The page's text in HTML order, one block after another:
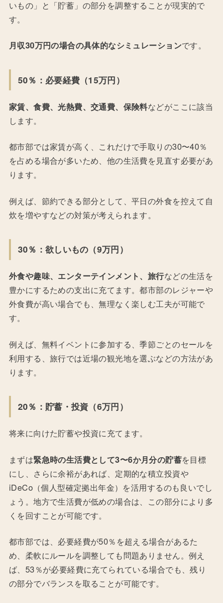
いもの」と「貯蓄」の部分を調整することが現実的で
す。
月収30万円の場合の具体的なシミュレーションです。
50％：必要経費（15万円）
家賃、食費、光熱費、交通費、保険料などがここに該当
します。
都市部では家賃が高く、これだけで手取りの30〜40％
を占める場合が多いため、他の生活費を見直す必要があ
ります。
例えば、節約できる部分として、平日の外食を控えて自
炊を増やすなどの対策が考えられます。
30％：欲しいもの（9万円）
外食や趣味、エンターテインメント、旅行などの生活を
豊かにするための支出に充てます。都市部のレジャーや
外食費が高い場合でも、無理なく楽しむ工夫が可能で
す。
例えば、無料イベントに参加する、季節ごとのセールを
利用する、旅行では近場の観光地を選ぶなどの方法があ
ります。
20％：貯蓄・投資（6万円）
将来に向けた貯蓄や投資に充てます。
まずは緊急時の生活費として3〜6か月分の貯蓄を目標
にし、さらに余裕があれば、定期的な積立投資や
iDeCo（個人型確定拠出年金）を活用するのも良いでし
ょう。地方で生活費が低めの場合は、この部分により多
くを回すことが可能です。
都市部では、必要経費が50％を超える場合があるた
め、柔軟にルールを調整しても問題ありません。例え
ば、53％が必要経費に充てられている場合でも、残り
の部分でバランスを取ることが可能です。